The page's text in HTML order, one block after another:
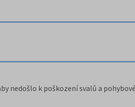
nedošlo k poškození svalů a